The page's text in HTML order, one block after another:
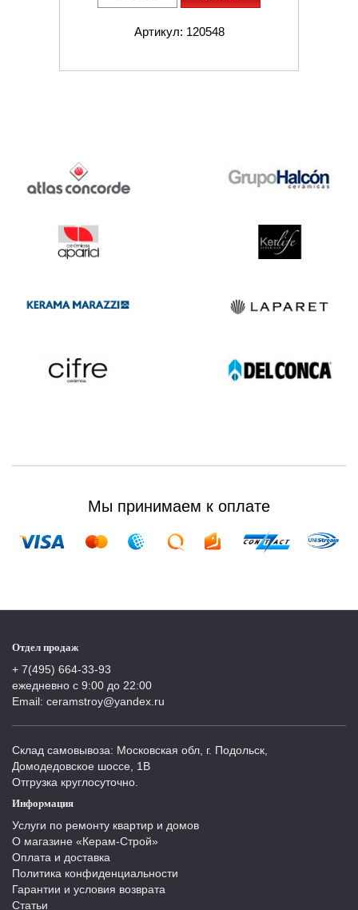
Артикул: 120548
Мы принимаем к оплате
Отдел продаж
+ 7(495) 664-33-93
ежедневно с 9:00 до 22:00
Email: ceramstroy@yandex.ru
Склад самовывоза: Московская обл, г. Подольск,
Домодедовское шоссе, 1В
Отгрузка круглосуточно.
Информация
Услуги по ремонту квартир и домов
О магазине «Керам-Строй»
Оплата и доставка
Политика конфиденциальности
Гарантии и условия возврата
Статьи